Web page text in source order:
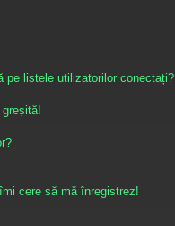
pe listele utilizatorilor conectați?
cere să mă înregistrez!